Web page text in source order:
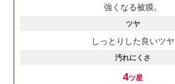
強くなる被膜。
ツヤ
しっとりした良いツヤ
汚れにくさ
4ツ星